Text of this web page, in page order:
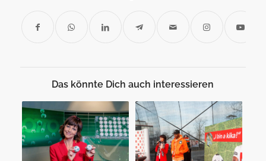
Das könnte Dich auch interessieren